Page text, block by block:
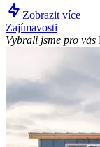
Zobrazit více
Zajímavosti
Vybrali jsme pro vás